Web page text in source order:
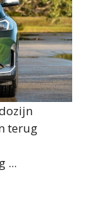
terug
...